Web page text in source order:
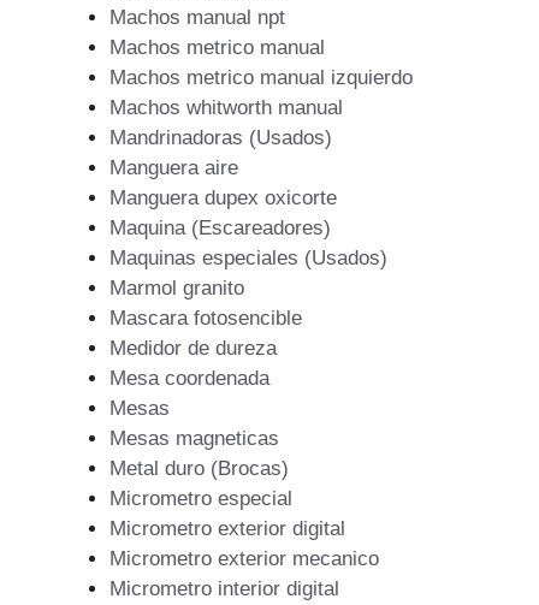
Machos manual npt
Machos metrico manual
Machos metrico manual izquierdo
Machos whitworth manual
Mandrinadoras (Usados)
Manguera aire
Manguera dupex oxicorte
Maquina (Escareadores)
Maquinas especiales (Usados)
Marmol granito
Mascara fotosencible
Medidor de dureza
Mesa coordenada
Mesas
Mesas magneticas
Metal duro (Brocas)
Micrometro especial
Micrometro exterior digital
Micrometro exterior mecanico
Micrometro interior digital